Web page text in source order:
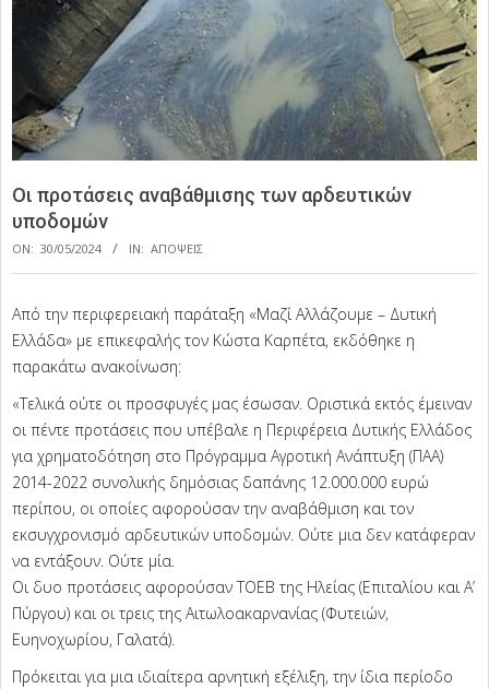
Οι προτάσεις αναβάθμισης των αρδευτικών
υποδομών
ON: 30/05/2024 IN: ΑΠΟΨΕΙΣ
Από την περιφερειακή παράταξη «Μαζί Αλλάζουμε – Δυτική
Ελλάδα» με επικεφαλής τον Κώστα Καρπέτα, εκδόθηκε η
παρακάτω ανακοίνωση:
«Τελικά ούτε οι προσφυγές μας έσωσαν. Οριστικά εκτός έμειναν
οι πέντε προτάσεις που υπέβαλε η Περιφέρεια Δυτικής Ελλάδος
για χρηματοδότηση στο Πρόγραμμα Αγροτική Ανάπτυξη (ΠΑΑ)
2014-2022 συνολικής δημόσιας δαπάνης 12.000.000 ευρώ
περίπου, οι οποίες αφορούσαν την αναβάθμιση και τον
εκσυγχρονισμό αρδευτικών υποδομών. Ούτε μια δεν κατάφεραν
να εντάξουν. Ούτε μία.
Οι δυο προτάσεις αφορούσαν ΤΟΕΒ της Ηλείας (Επιταλίου και Α’
Πύργου) και οι τρεις της Αιτωλοακαρνανίας (Φυτειών,
Ευηνοχωρίου, Γαλατά).
Πρόκειται για μια ιδιαίτερα αρνητική εξέλιξη, την ίδια περίοδο